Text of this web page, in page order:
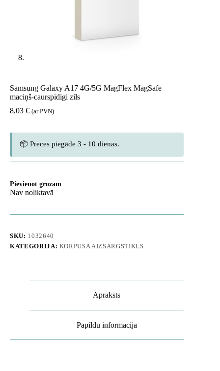
Samsung Galaxy A17 4G/5G MagFlex MagSafe
maciņš-caurspīdīgi zils
8,03 € (ar PVN)
📦 Preces piegāde 3 - 10 dienas.
Pievienot grozam
Nav noliktavā
SKU: 1032640
KATEGORIJA: KORPUSA AIZSARGSTIKLS
Apraksts
Papildu informācija